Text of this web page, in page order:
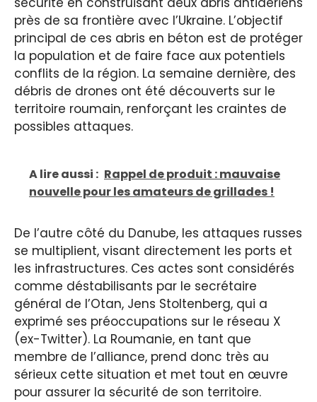
près de sa frontière avec l’Ukraine. L’objectif
principal de ces abris en béton est de protéger
la population et de faire face aux potentiels
conflits de la région. La semaine dernière, des
débris de drones ont été découverts sur le
territoire roumain, renforçant les craintes de
possibles attaques.
A lire aussi : Rappel de produit : mauvaise
nouvelle pour les amateurs de grillades !
De l’autre côté du Danube, les attaques russes
se multiplient, visant directement les ports et
les infrastructures. Ces actes sont considérés
comme déstabilisants par le secrétaire
général de l’Otan, Jens Stoltenberg, qui a
exprimé ses préoccupations sur le réseau X
(ex-Twitter). La Roumanie, en tant que
membre de l’alliance, prend donc très au
sérieux cette situation et met tout en œuvre
pour assurer la sécurité de son territoire.